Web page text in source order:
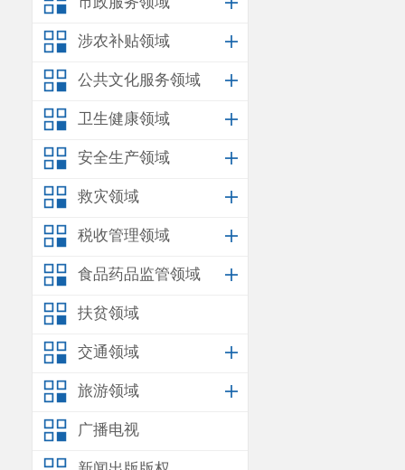
涉农补贴领域
公共文化服务领域
卫生健康领域
安全生产领域
救灾领域
税收管理领域
食品药品监管领域
扶贫领域
交通领域
旅游领域
广播电视